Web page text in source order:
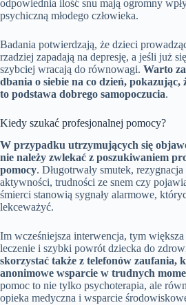
odpowiednia ilość snu mają ogromny
psychiczną młodego człowieka.
Badania potwierdzają, że dzieci
rzadziej zapadają na depresję, a jeśli już
szybciej wracają do równowagi. Warto
dbania o siebie na co dzień, pokazując,
to podstawa dobrego samopoczucia.
Kiedy szukać profesjonalnej pomocy?
W przypadku utrzymujących się
nie należy zwlekać z poszukiwaniem
pomocy. Długotrwały smutek,
aktywności, trudności ze snem czy
śmierci stanowią sygnały alarmowe,
lekceważyć.
Im wcześniejsza interwencja, tym większa
leczenie i szybki powrót dziecka do
skorzystać także z telefonów zaufania,
anonimowe wsparcie w trudnych
pomoc to nie tylko psychoterapia, ale
opieka medyczna i wsparcie